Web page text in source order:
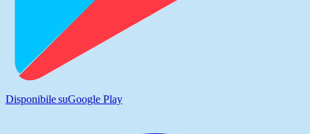
Disponibile suGoogle Play